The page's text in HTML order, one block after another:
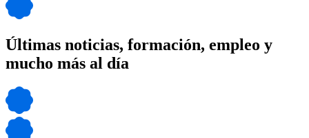
Últimas noticias, formación, empleo y
mucho más al día